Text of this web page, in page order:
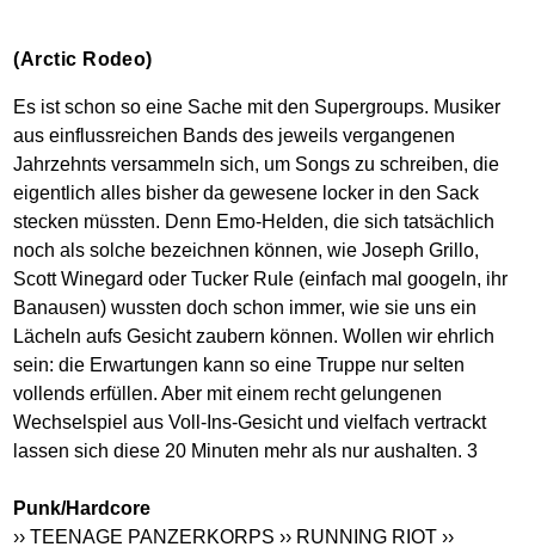
(Arctic Rodeo)
Es ist schon so eine Sache mit den Supergroups. Musiker
aus einflussreichen Bands des jeweils vergangenen
Jahrzehnts versammeln sich, um Songs zu schreiben, die
eigentlich alles bisher da gewesene locker in den Sack
stecken müssten. Denn Emo-Helden, die sich tatsächlich
noch als solche bezeichnen können, wie Joseph Grillo,
Scott Winegard oder Tucker Rule (einfach mal googeln, ihr
Banausen) wussten doch schon immer, wie sie uns ein
Lächeln aufs Gesicht zaubern können. Wollen wir ehrlich
sein: die Erwartungen kann so eine Truppe nur selten
vollends erfüllen. Aber mit einem recht gelungenen
Wechselspiel aus Voll-Ins-Gesicht und vielfach vertrackt
lassen sich diese 20 Minuten mehr als nur aushalten. 3
Punk/Hardcore
›› TEENAGE PANZERKORPS ›› RUNNING RIOT ››